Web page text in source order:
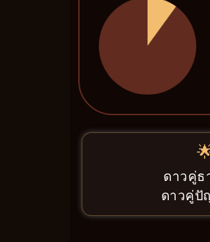
ดาวคู่ธ
ดาวคู่ปั